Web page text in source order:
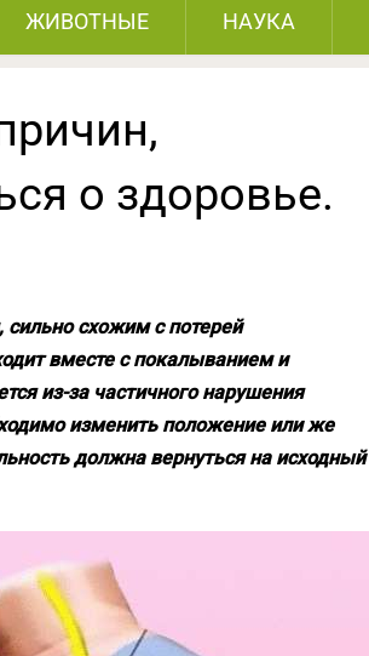
ЖИВОТНЫЕ НАУКА
о здоровье.
схожим с потерей
вместе с покалыванием и
из-за частичного нарушения
изменить положение или же
должна вернуться на исходный